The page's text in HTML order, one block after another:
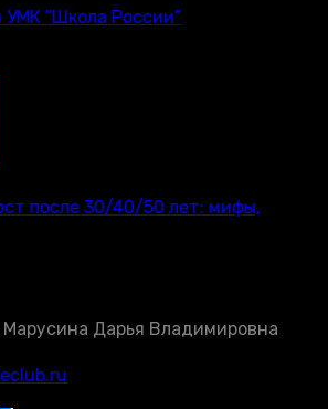
“Школа России”
после 30/40/50 лет: мифы,
Дарья Владимировна